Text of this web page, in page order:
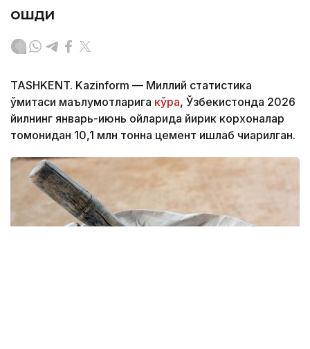
ошди
TASHKENT. Kazinform — Миллий статистика
қўмитаси маълумотларига кўра, Ўзбекистонда 2026
йилнинг январь-июнь ойларида йирик корхоналар
томонидан 10,1 млн тонна цемент ишлаб чиқарилган.